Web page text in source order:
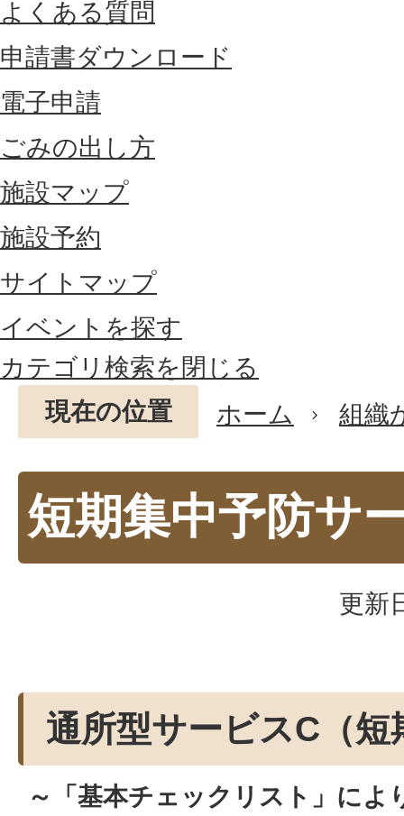
よくある質問
申請書ダウンロード
電子申請
ごみの出し方
施設マップ
施設予約
サイトマップ
イベントを探す
カテゴリ検索を閉じる
現在の位置
ホーム 組織
短期集中予防サ
更新
通所型サービスC（短
～「基本チェックリスト」によ